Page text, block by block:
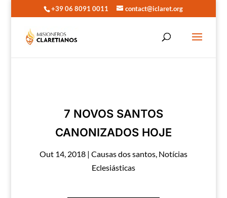
+39 06 8091 0011 contact@iclaret.org
7 NOVOS SANTOS
CANONIZADOS HOJE
Out 14, 2018| Causas dos santos, Notícias
Eclesiásticas